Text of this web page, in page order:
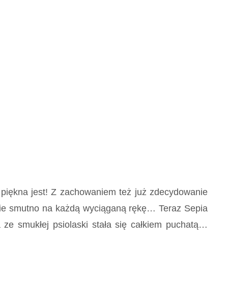
jest! Z zachowaniem też już zdecydowanie
smutno na każdą wyciąganą rękę… Teraz Sepia
smukłej psiolaski stała się całkiem puchatą…